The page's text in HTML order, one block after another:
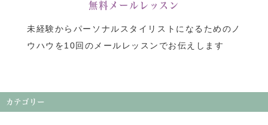
無料メールレッスン
未経験からパーソナルスタイリストになるためのノ
ウハウを10回のメールレッスンでお伝えします
カテゴリー